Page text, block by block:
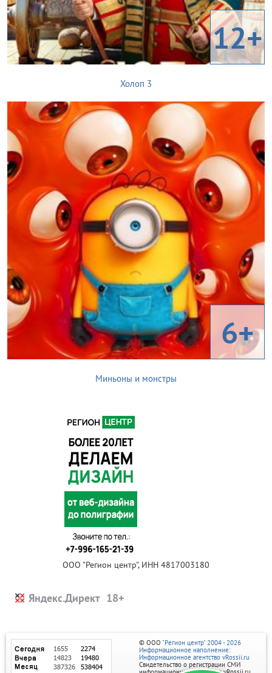
12+
Холоп 3
6+
Миньоны и монстры
ООО "Регион центр", ИНН 4817003180
Яндекс.Директ
© ООО "Регион центр" 2004 - 2026
Информационное наполнение:
Информационное агентство vRossii.ru
Свидетельство о регистрации СМИ